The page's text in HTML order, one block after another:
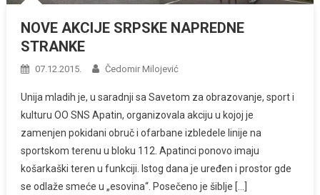
NOVE AKCIJE SRPSKE NAPREDNE
STRANKE
07.12.2015. Čedomir Milojević
Unija mladih je, u saradnji sa Savetom za obrazovanje, sport i
kulturu OO SNS Apatin, organizovala akciju u kojoj je
zamenjen pokidani obruč i ofarbane izbledele linije na
sportskom terenu u bloku 112. Apatinci ponovo imaju
košarkaški teren u funkciji. Istog dana je uređen i prostor gde
se odlaže smeće u „esovina“. Posečeno je šiblje […]